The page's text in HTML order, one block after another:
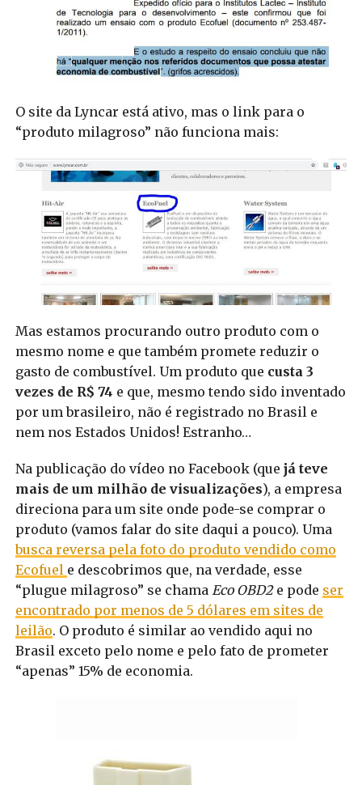
O site da Lyncar está ativo, mas o link para o
“produto milagroso” não funciona mais:
Mas estamos procurando outro produto com o
mesmo nome e que também promete reduzir o
gasto de combustível. Um produto que custa 3
vezes de R$ 74 e que, mesmo tendo sido inventado
por um brasileiro, não é registrado no Brasil e
nem nos Estados Unidos! Estranho…
Na publicação do vídeo no Facebook (que já teve
mais de um milhão de visualizações), a empresa
direciona para um site onde pode-se comprar o
produto (vamos falar do site daqui a pouco). Uma
busca reversa pela foto do produto vendido como
Ecofuel e descobrimos que, na verdade, esse
“plugue milagroso” se chama Eco OBD2e pode ser
encontrado por menos de 5 dólares em sites de
leilão. O produto é similar ao vendido aqui no
Brasil exceto pelo nome e pelo fato de prometer
“apenas” 15% de economia.